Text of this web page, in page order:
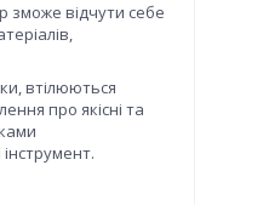
зможе відчути себе
втілюються
про якісні та